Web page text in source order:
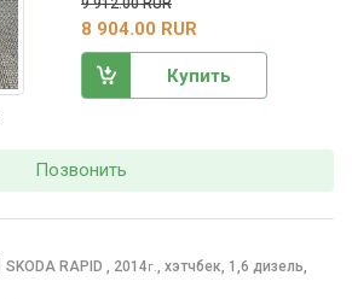
9 912.00 RUR
8 904.00 RUR
Купить
Позвонить
SKODA RAPID , 2014г., хэтчбек, 1,6 дизель,